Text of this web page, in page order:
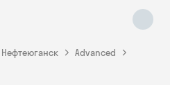
Нефтеюганск
Advanced